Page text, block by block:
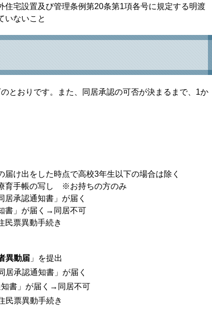
住宅設置及び管理条例第20条第1項各号に規定する明渡
いないこと
とおりです。また、同居承認の可否が決まるまで、1か
け出をした時点で高校3年生以下の場合は除く
育手帳の写し ※お持ちの方のみ
承認通知書」が届く
書」が届く→同居不可
民票異動手続き
異動届 」を提出
承認通知書」が届く
書」が届く→同居不可
民票異動手続き